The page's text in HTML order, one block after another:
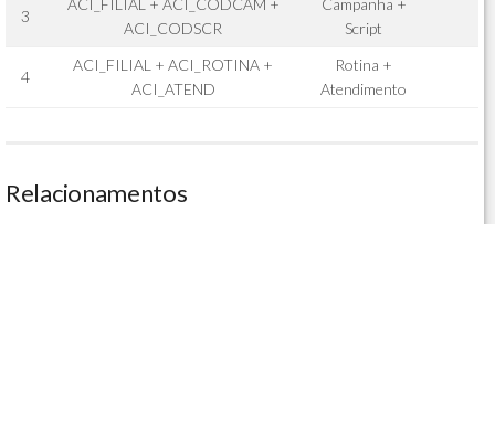
3
ACI_FILIAL + ACI_CODCAM +
ACI_CODSCR
Campanha +
Script
4
ACI_FILIAL + ACI_ROTINA +
ACI_ATEND
Rotina +
Atendimento
Relacionamentos